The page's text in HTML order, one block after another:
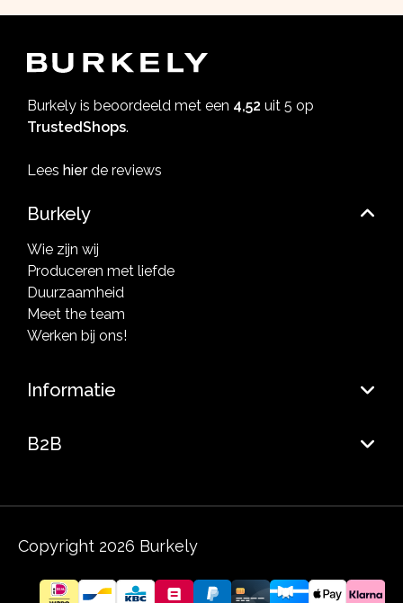
Burkely is beoordeeld met een 4,52 uit 5 op
TrustedShops.
Lees hierde reviews
Burkely
Wie zijn wij
Produceren met liefde
Duurzaamheid
Meet the team
Werken bij ons!
Informatie
B2B
Copyright 2026 Burkely